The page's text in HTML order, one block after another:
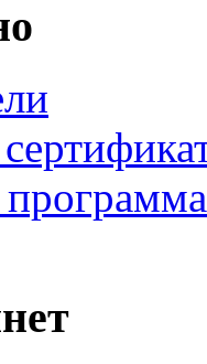
программа